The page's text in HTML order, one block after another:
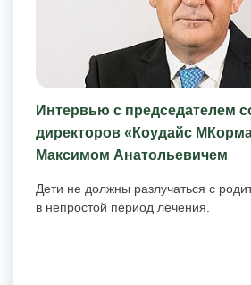
Интервью с председателем
директоров «Коудайс
Максимом Анатольевичем
Дети не должны разлучаться с
в непростой период лечения.